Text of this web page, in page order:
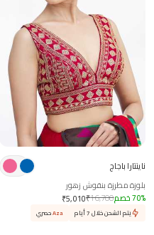
ناينتارا باجاج
بلوزة مطرزة بنقوش زهور
₹5,010₹16,700 70% خصم
يتم الشحن خلال 7 أيام Azaحصري